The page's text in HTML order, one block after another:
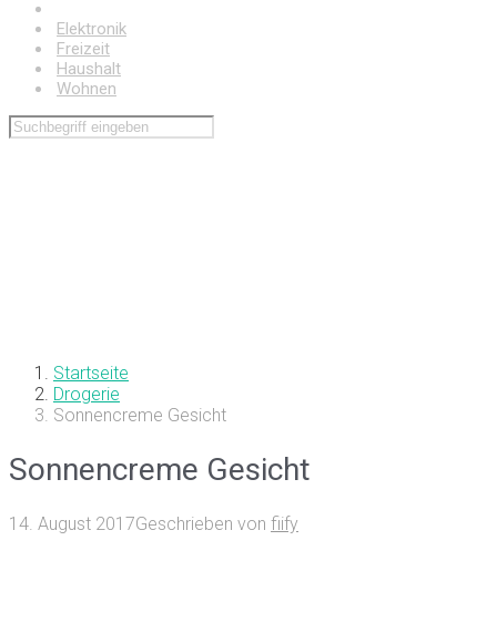
Elektronik
Freizeit
Haushalt
Wohnen
Startseite
Drogerie
Sonnencreme Gesicht
Sonnencreme Gesicht
14. August 2017Geschrieben von fiify